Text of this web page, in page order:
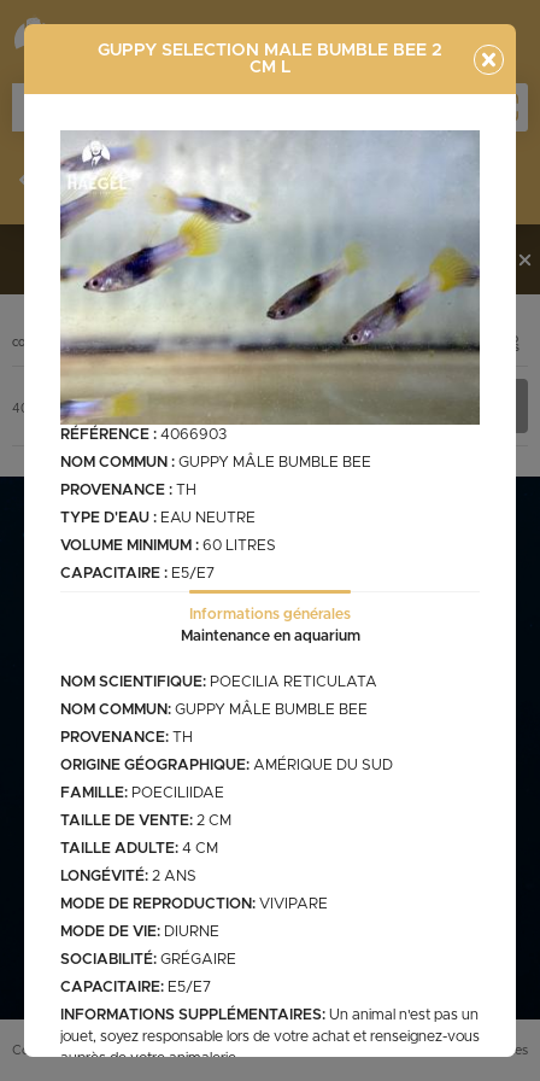
GUPPY SELECTION MALE BUMBLE BEE 2
CM L
RÉFÉRENCE : 4066903
NOM COMMUN : GUPPY MÂLE BUMBLE BEE
PROVENANCE : TH
TYPE D'EAU : EAU NEUTRE
VOLUME MINIMUM : 60 LITRES
CAPACITAIRE : E5/E7
Informations générales
Maintenance en aquarium
NOM SCIENTIFIQUE: POECILIA RETICULATA
NOM COMMUN: GUPPY MÂLE BUMBLE BEE
PROVENANCE: TH
ORIGINE GÉOGRAPHIQUE: AMÉRIQUE DU SUD
FAMILLE: POECILIIDAE
TAILLE DE VENTE: 2 CM
TAILLE ADULTE: 4 CM
LONGÉVITÉ: 2 ANS
MODE DE REPRODUCTION: VIVIPARE
MODE DE VIE: DIURNE
SOCIABILITÉ: GRÉGAIRE
CAPACITAIRE: E5/E7
INFORMATIONS SUPPLÉMENTAIRES: Un animal n'est pas un
jouet, soyez responsable lors de votre achat et renseignez-vous
auprès de votre animalerie.
Stocklist
Vous souhaitez en découvrir davantage ?
Contactez-
Stocklist complète
Stocklist Français
gamme verte
retrouver sur le site
web)
elv francais
elv pologne
discus elv asiatique
Eau douce
CODE DÉSIGNATION
PHOTO
+ INFOS
4066903 GUPPY SELECTION MALE BUMBLE BEE 2 cm L
Conditions générales de vente ( CGV Mentions légales